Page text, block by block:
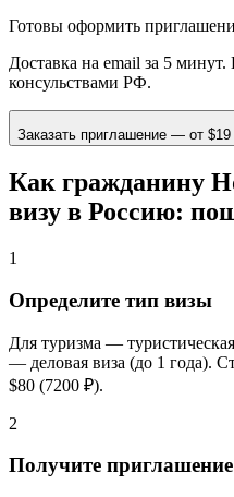
Готовы оформить
Доставка на email за 5
консульствами РФ.
Заказать приглашение — от $19
Как гражданину
визу в Россию:
1
Определите тип визы
Для туризма —
— деловая виза (до 1 года).
$80 (7200 ₽).
2
Получите приглашение